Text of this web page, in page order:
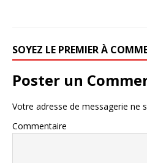
SOYEZ LE PREMIER À
Poster un
Votre adresse de messagerie ne
Commentaire